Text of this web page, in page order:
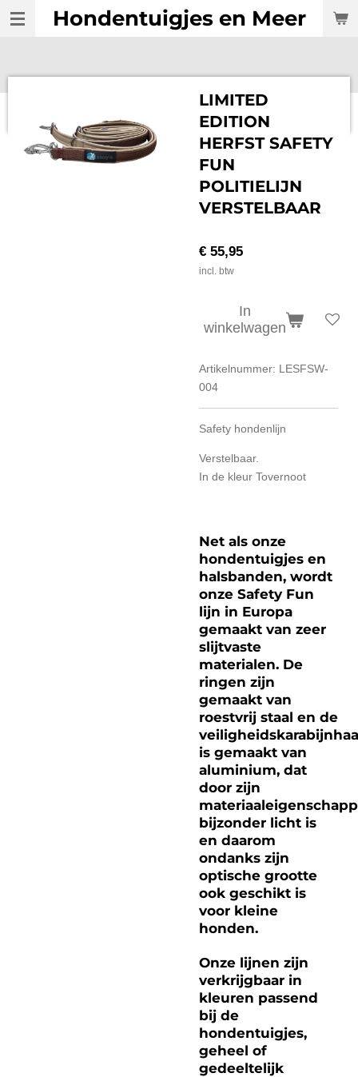
Ga
direct
Hondentuigjes en Meer
LIMITED
EDITION
HERFST SAFETY
FUN
POLITIELIJN
VERSTELBAAR
€ 55,95
incl. btw
In
winkelwagen
Artikelnummer: LESFSW-
004
Safety hondenlijn
Verstelbaar.
In de kleur Tovernoot
Net als onze
hondentuigjes en
halsbanden, wordt
onze Safety Fun
lijn in Europa
gemaakt van zeer
slijtvaste
materialen. De
ringen zijn
gemaakt van
roestvrij staal en de
is gemaakt van
aluminium, dat
door zijn
bijzonder licht is
en daarom
ondanks zijn
optische grootte
ook geschikt is
voor kleine
honden.
Onze lijnen zijn
verkrijgbaar in
kleuren passend
bij de
hondentuigjes,
geheel of
gedeeltelijk